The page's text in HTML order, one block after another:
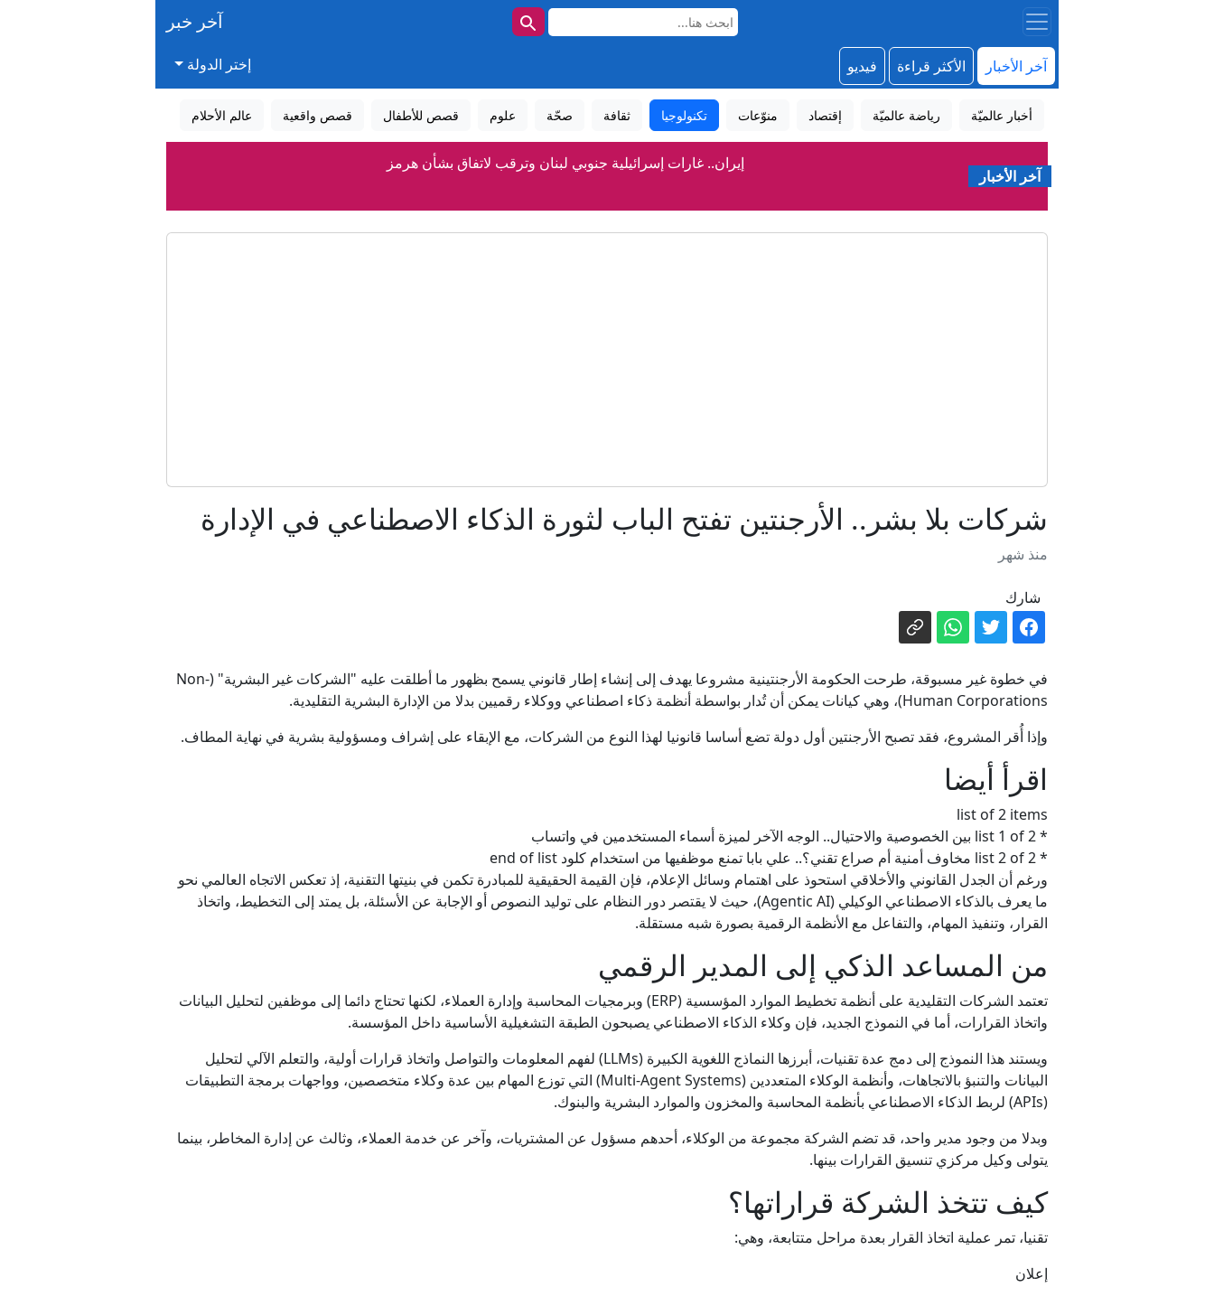
آخر خبر
آخر الأخبار الأكثر قراءة فيديو إختر الدولة
أخبار عالميّة رياضة عالميّة إقتصاد منوّعات تكنولوجيا ثقافة صحّة علوم قصص للأطفال قصص واقعية عالم الأحلام
آخر الأخبار
إيران.. غارات إسرائيلية جنوبي لبنان وترقب لاتفاق بشأن هرمز
مفاوضات لبنان وإسرائيل.. لا تقدم بشأن المناطق التجريبية واتفاق حول "ما بعد اليونيفيل"
استنفار أمني في العراق.. تعزيزات إلى بغداد ومراقبة لتحركات الفصائل المسلحة
هل يعيد التصعيد الجاري خلط أوراق المواجهة في اليمن؟
مصدر أمني روسي يكشف أسلوب تجنيد أوكرانيا مرتزقة من كولومبيا
ماتفيينكو: نهج الانضمام إلى الاتحاد الأوروبي كارثي بالنسبة لأرمينيا
مهدي لعريبي: الجزائر توقف أحد قادة منظمة "دي زد مافيا" الإجرامية، فماذا نعرف عنه؟
هؤلاء ينكدون على ترمب.. رباعي التغيير في الحزب الديمقراطي
مجلس السلام يمنح أول عقد بناء في غزة لقاعدة عسكرية للقوات المغربية
زيلينسكي: أوكرانيا تقترب من بناء درعها الصاروخي
شركات بلا بشر.. الأرجنتين تفتح الباب لثورة الذكاء الاصطناعي في الإدارة
منذ شهر
شارك
في خطوة غير مسبوقة، طرحت الحكومة الأرجنتينية مشروعا يهدف إلى إنشاء إطار قانوني يسمح بظهور ما أطلقت عليه "الشركات غير البشرية" (Non-
Human Corporations)، وهي كيانات يمكن أن تُدار بواسطة أنظمة ذكاء اصطناعي ووكلاء رقميين بدلا من الإدارة البشرية التقليدية.
وإذا أُقر المشروع، فقد تصبح الأرجنتين أول دولة تضع أساسا قانونيا لهذا النوع من الشركات، مع الإبقاء على إشراف ومسؤولية بشرية في نهاية المطاف.
اقرأ أيضا
list of 2 items
* list 1 of 2 بين الخصوصية والاحتيال.. الوجه الآخر لميزة أسماء المستخدمين في واتساب
* list 2 of 2 مخاوف أمنية أم صراع تقني؟.. علي بابا تمنع موظفيها من استخدام كلود end of list
ورغم أن الجدل القانوني والأخلاقي استحوذ على اهتمام وسائل الإعلام، فإن القيمة الحقيقية للمبادرة تكمن في بنيتها التقنية، إذ تعكس الاتجاه العالمي نحو
ما يعرف بالذكاء الاصطناعي الوكيلي (Agentic AI)، حيث لا يقتصر دور النظام على توليد النصوص أو الإجابة عن الأسئلة، بل يمتد إلى التخطيط، واتخاذ
القرار، وتنفيذ المهام، والتفاعل مع الأنظمة الرقمية بصورة شبه مستقلة.
من المساعد الذكي إلى المدير الرقمي
تعتمد الشركات التقليدية على أنظمة تخطيط الموارد المؤسسية (ERP) وبرمجيات المحاسبة وإدارة العملاء، لكنها تحتاج دائما إلى موظفين لتحليل البيانات
واتخاذ القرارات، أما في النموذج الجديد، فإن وكلاء الذكاء الاصطناعي يصبحون الطبقة التشغيلية الأساسية داخل المؤسسة.
ويستند هذا النموذج إلى دمج عدة تقنيات، أبرزها النماذج اللغوية الكبيرة (LLMs) لفهم المعلومات والتواصل واتخاذ قرارات أولية، والتعلم الآلي لتحليل
البيانات والتنبؤ بالاتجاهات، وأنظمة الوكلاء المتعددين (Multi-Agent Systems) التي توزع المهام بين عدة وكلاء متخصصين، وواجهات برمجة التطبيقات
(APIs) لربط الذكاء الاصطناعي بأنظمة المحاسبة والمخزون والموارد البشرية والبنوك.
وبدلا من وجود مدير واحد، قد تضم الشركة مجموعة من الوكلاء، أحدهم مسؤول عن المشتريات، وآخر عن خدمة العملاء، وثالث عن إدارة المخاطر، بينما
يتولى وكيل مركزي تنسيق القرارات بينها.
كيف تتخذ الشركة قراراتها؟
تقنيا، تمر عملية اتخاذ القرار بعدة مراحل متتابعة، وهي:
إعلان